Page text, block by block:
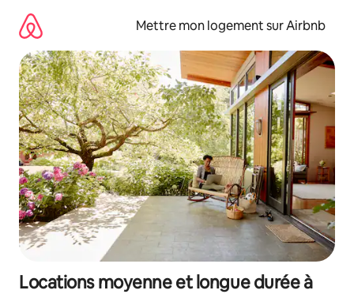
directement
contenu
Mettre mon logement sur Airbnb
Locations moyenne et longue durée à